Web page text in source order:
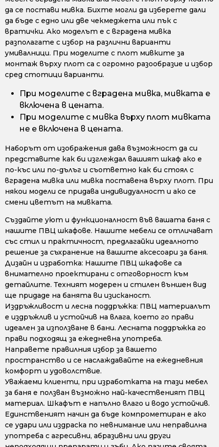
да се постави мивка. Бихте могли да изберете дали
да бъде с едно или две чекмеджета или пък с
вратички. Ако моделът е с вградена мивка
разполагате с избор на различни варианти
умивалници. При моделите с плот мивките за
монтаж върху плот са с огромно разообразие и избор
сред стотици варианти.
При моделите с вградена мивка, мивката е
включена в цената.
При моделите с мивка върху плот мивката
не е включена в цената.
Наборът от изображения дава възможност да си
представите как би изглеждал вашият шкаф ако е
по-къс или по-дълъг и съответно как би стоял с
вградена мивка или мивка поставена върху плот. При
някои модели се придава индивидуалност и ако се
смени цветът на мивката.
Създайте уют и функционалност във вашата баня с
нашите ПВЦ шкафове. Нашите мебели се отличават
със стил и практичност, предлагайки идеалното
решение за съхранение на вашите аксесоари за баня.
Дизайн и изработка: Нашите ПВЦ шкафове са
внимателно проектирани с отговорност към
детайлите. Техният модерен и стилен външен вид
ще придаде на банята ви изисканост.
Издръжливост и лесна поддръжка: ПВЦ материалът
е издръжлив и устойчив на влага, което го прави
идеален за използване в бани. Лесната поддръжка го
прави подходящ за ежедневна употреба.
Направете правилния избор за вашето
пространство и се наслаждавайте на ежедневния
комфорт и удоволствие.
Уважаеми клиенти, при изработката на тази мебел
за баня е ползван възможно най-качественият ПВЦ
материал. Шкафът е напълно влаго и водо устойчив.
Единственият начин да бъде компрометиран е ако
се удари или издраска по невнимание или неправилна
употреба с агресивни, абразивни или други